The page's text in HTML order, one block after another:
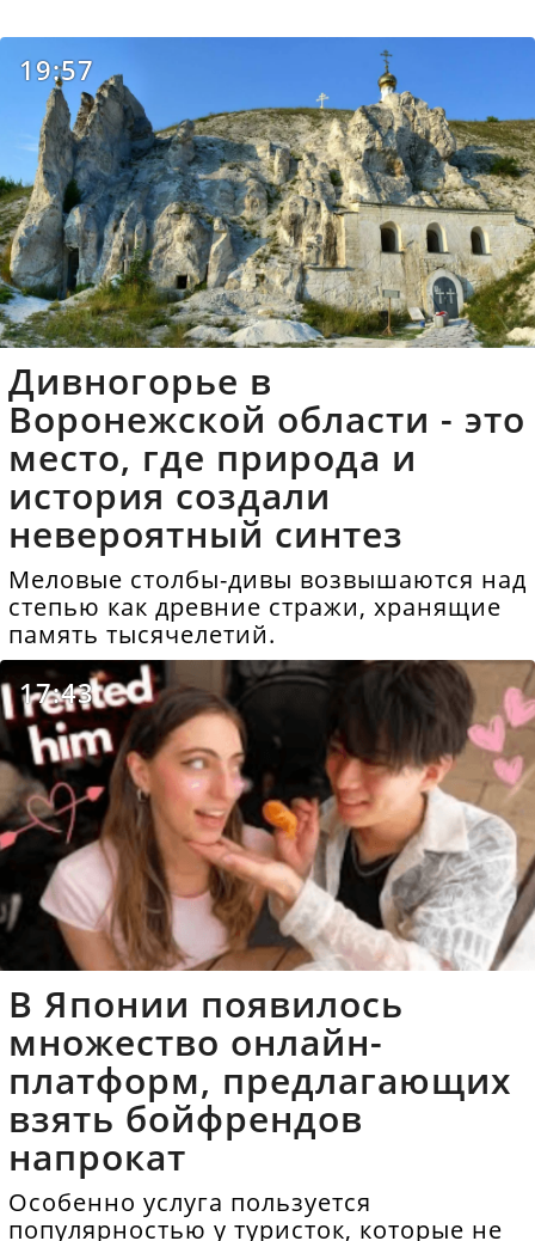
19:57
Дивногорье в
Воронежской области - это
место, где природа и
история создали
невероятный синтез
Меловые столбы-дивы возвышаются над
степью как древние стражи, хранящие
память тысячелетий.
17:43
В Японии появилось
множество онлайн-
платформ, предлагающих
взять бойфрендов
напрокат
Особенно услуга пользуется
популярностью у туристок, которые не